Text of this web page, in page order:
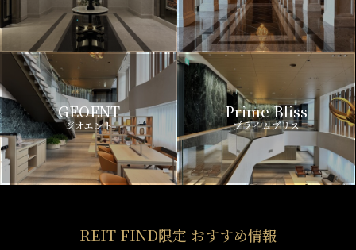
GEOENT
ジオエント
Prime Bliss
プライムブリス
REIT FIND限定 おすすめ情報